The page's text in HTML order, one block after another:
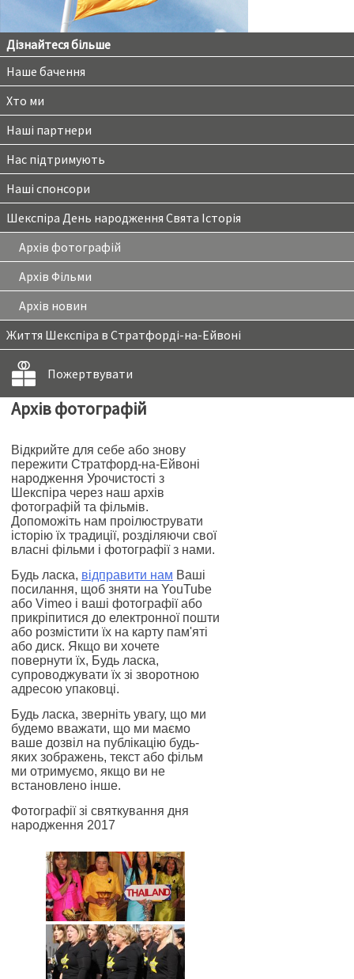
Дізнайтеся більше
Наше бачення
Хто ми
Наші партнери
Нас підтримують
Наші спонсори
Шекспіра День народження Свята Історія
Архів фотографій
Архів Фільми
Архів новин
Життя Шекспіра в Стратфорді-на-Ейвоні
Пожертвувати
Архів фотографій
Відкрийте для себе або знову
пережити Стратфорд-на-Ейвоні
народження Урочистості з
Шекспіра через наш архів
фотографій та фільмів.
Допоможіть нам проілюструвати
історію їх традиції, розділяючи свої
власні фільми і фотографії з нами.
Будь ласка, відправити нам Ваші
посилання, щоб зняти на YouTube
або Vimeo і ваші фотографії або
прикріпитися до електронної пошти
або розмістити їх на карту пам'яті
або диск. Якщо ви хочете
повернути їх, Будь ласка,
супроводжувати їх зі зворотною
адресою упаковці.
Будь ласка, зверніть увагу, що ми
будемо вважати, що ми маємо
ваше дозвіл на публікацію будь-
яких зображень, текст або фільм
ми отримуємо, якщо ви не
встановлено інше.
Фотографії зі святкування дня
народження 2017